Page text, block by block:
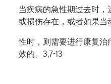
当疾病的急性期过去时
或损伤存在，或者如果当
性时，则需要进行康复
效的。3,7-13